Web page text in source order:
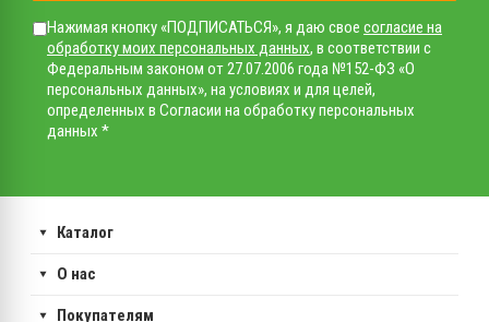
Нажимая кнопку «ПОДПИСАТЬСЯ», я даю свое согласие на
обработку моих персональных данных, в соответствии с
Федеральным законом от 27.07.2006 года №152-ФЗ «О
персональных данных», на условиях и для целей,
определенных в Согласии на обработку персональных
данных *
Каталог
О нас
Покупателям